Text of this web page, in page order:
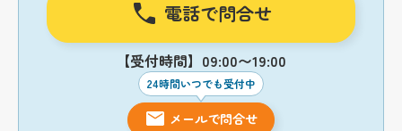
電話で問合せ
【受付時間】09:00〜19:00
24時間いつでも受付中
メールで問合せ